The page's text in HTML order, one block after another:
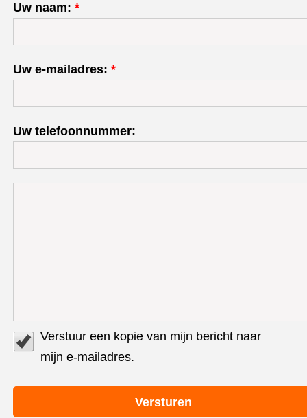
Uw naam: *
Uw e-mailadres: *
Uw telefoonnummer:
Verstuur een kopie van mijn bericht naar
mijn e-mailadres.